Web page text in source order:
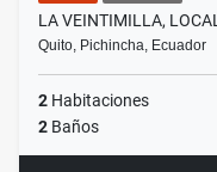
LA VEINTIMILLA,
Quito, Pichincha, Ecuador
2 Habitaciones
2 Baños